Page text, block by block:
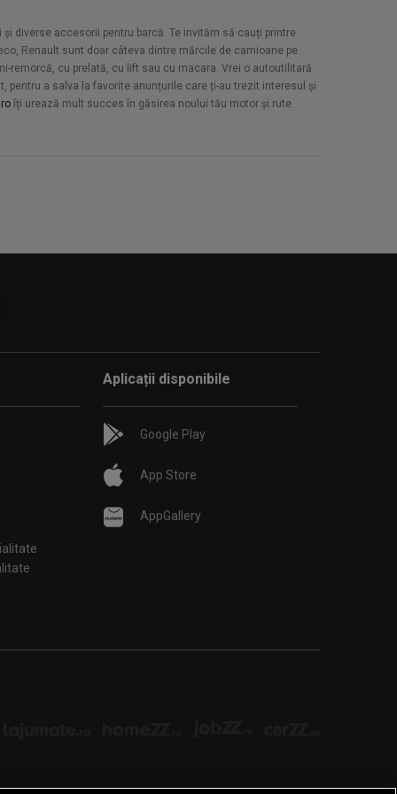
diverse accesorii pentru barcă. Te invităm să cauți printre
Renault sunt doar câteva dintre mărcile de camioane pe
remorcă, cu prelată, cu lift sau cu macara. Vrei o autoutilitară
pentru a salva la favorite anunțurile care ți-au trezit interesul și
îți urează mult succes în găsirea noului tău motor și rute
Aplicații disponibile
Google Play
App Store
AppGallery